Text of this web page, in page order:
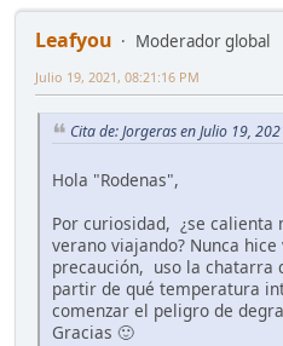
Leafyou
Moderador global
Julio 19, 2021, 08:21:16 PM
Cita de: Jorgeras en Julio 19,
Hola "Rodenas",
Por curiosidad, ¿se calienta
verano viajando? Nunca
precaución, uso la chatarra
partir de qué temperatura
comenzar el peligro de
Gracias 🙂